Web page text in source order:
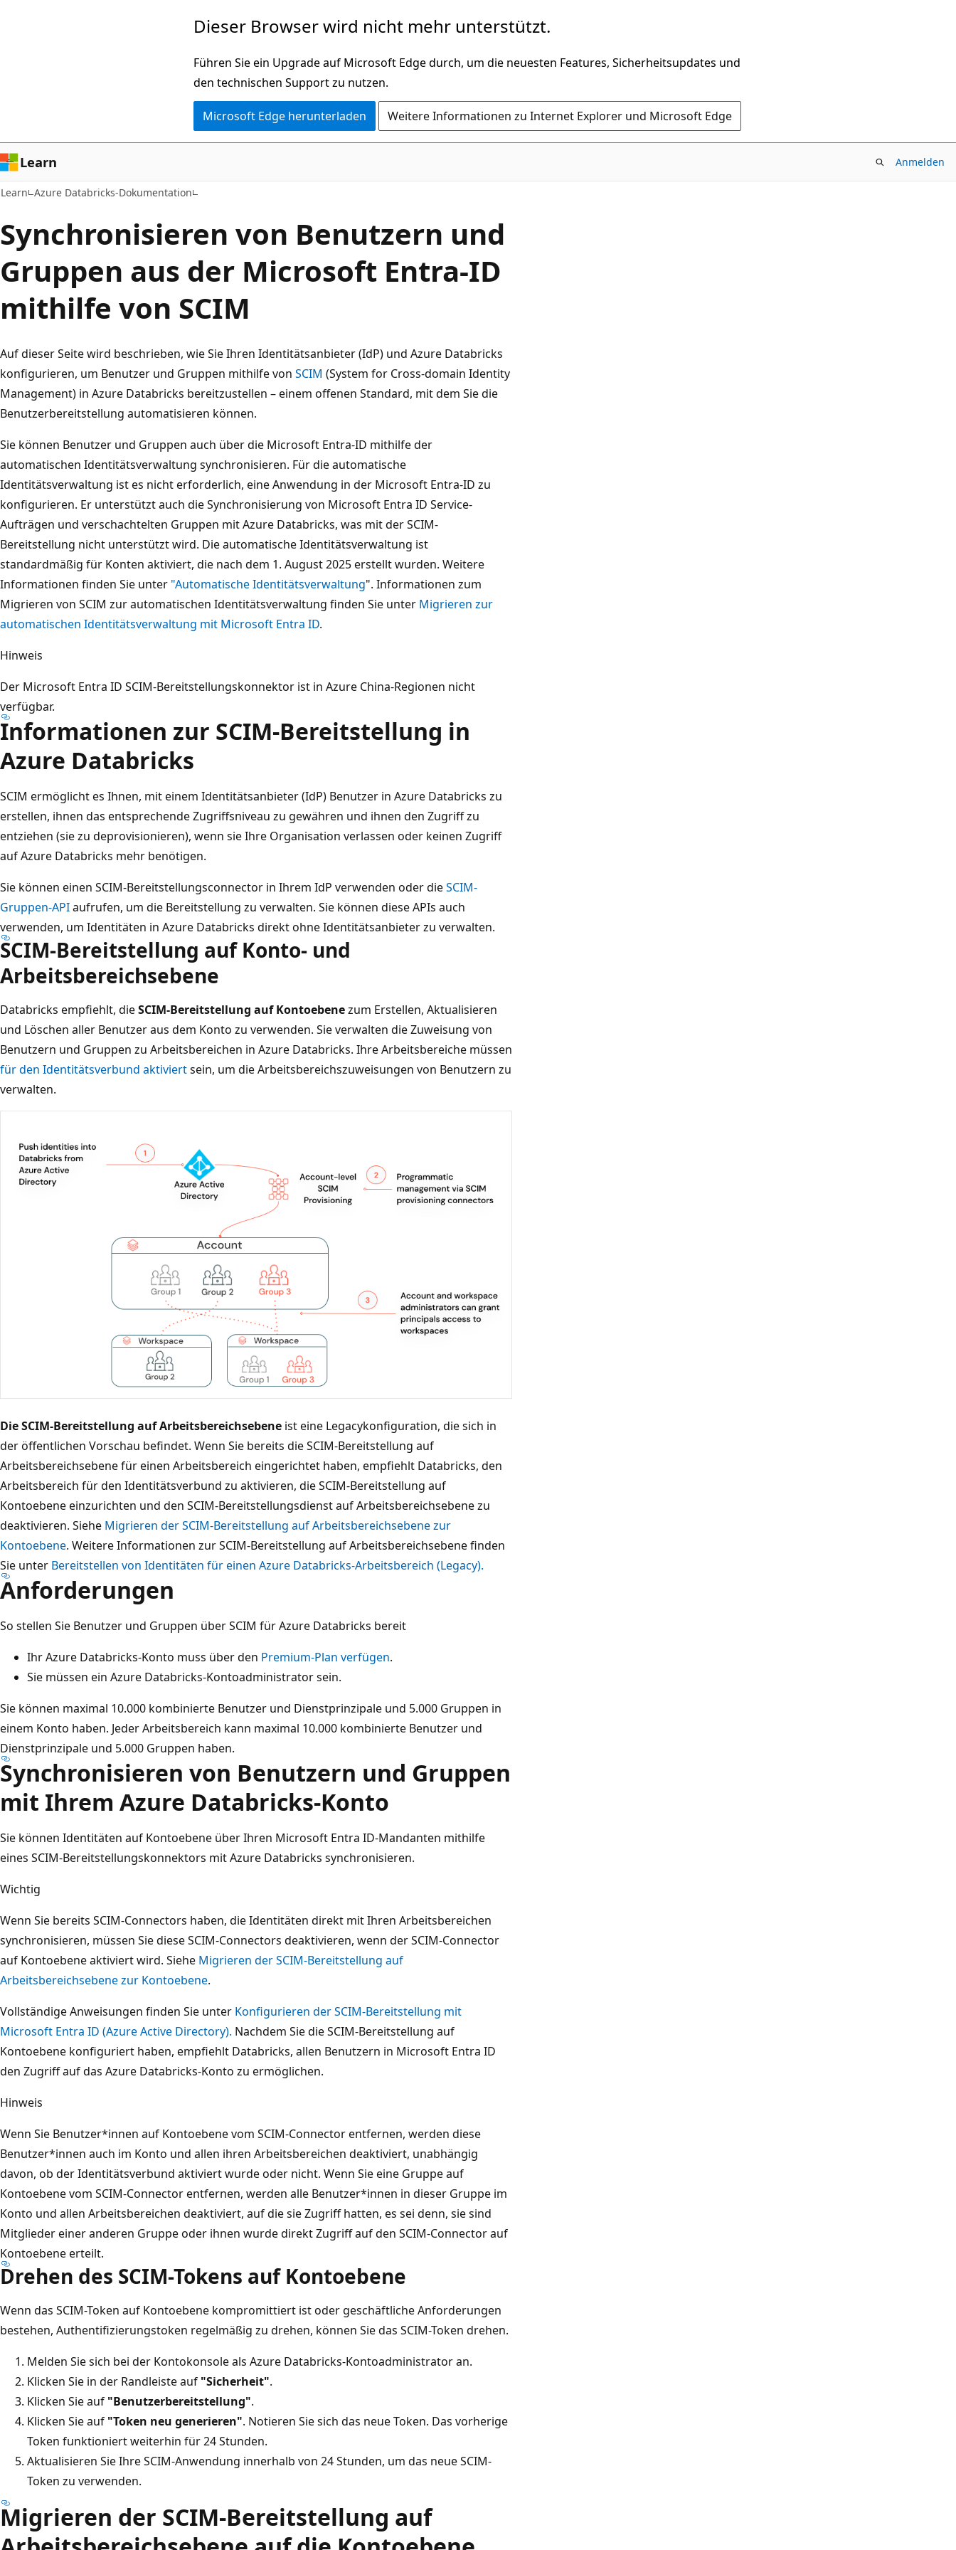
Dieser Browser wird nicht mehr unterstützt.
Führen Sie ein Upgrade auf Microsoft Edge durch, um die neuesten Features, Sicherheitsupdates und
den technischen Support zu nutzen.
Microsoft Edge herunterladen Weitere Informationen zu Internet Explorer und Microsoft Edge
Learn Anmelden
Learn Azure Databricks-Dokumentation
Synchronisieren von Benutzern und
Gruppen aus der Microsoft Entra-ID
mithilfe von SCIM
Auf dieser Seite wird beschrieben, wie Sie Ihren Identitätsanbieter (IdP) und Azure Databricks
konfigurieren, um Benutzer und Gruppen mithilfe von SCIM (System for Cross-domain Identity
Management) in Azure Databricks bereitzustellen – einem offenen Standard, mit dem Sie die
Benutzerbereitstellung automatisieren können.
Sie können Benutzer und Gruppen auch über die Microsoft Entra-ID mithilfe der
automatischen Identitätsverwaltung synchronisieren. Für die automatische
Identitätsverwaltung ist es nicht erforderlich, eine Anwendung in der Microsoft Entra-ID zu
konfigurieren. Er unterstützt auch die Synchronisierung von Microsoft Entra ID Service-
Aufträgen und verschachtelten Gruppen mit Azure Databricks, was mit der SCIM-
Bereitstellung nicht unterstützt wird. Die automatische Identitätsverwaltung ist
standardmäßig für Konten aktiviert, die nach dem 1. August 2025 erstellt wurden. Weitere
Informationen finden Sie unter "Automatische Identitätsverwaltung". Informationen zum
Migrieren von SCIM zur automatischen Identitätsverwaltung finden Sie unter Migrieren zur
automatischen Identitätsverwaltung mit Microsoft Entra ID.
Hinweis
Der Microsoft Entra ID SCIM-Bereitstellungskonnektor ist in Azure China-Regionen nicht
verfügbar.
Informationen zur SCIM-Bereitstellung in
Azure Databricks
SCIM ermöglicht es Ihnen, mit einem Identitätsanbieter (IdP) Benutzer in Azure Databricks zu
erstellen, ihnen das entsprechende Zugriffsniveau zu gewähren und ihnen den Zugriff zu
entziehen (sie zu deprovisionieren), wenn sie Ihre Organisation verlassen oder keinen Zugriff
auf Azure Databricks mehr benötigen.
Sie können einen SCIM-Bereitstellungsconnector in Ihrem IdP verwenden oder dieSCIM-
Gruppen-APIaufrufen, um die Bereitstellung zu verwalten. Sie können diese APIs auch
verwenden, um Identitäten in Azure Databricks direkt ohne Identitätsanbieter zu verwalten.
SCIM-Bereitstellung auf Konto- und
Arbeitsbereichsebene
Databricks empfiehlt, dieSCIM-Bereitstellung auf Kontoebenezum Erstellen, Aktualisieren
und Löschen aller Benutzer aus dem Konto zu verwenden. Sie verwalten die Zuweisung von
Benutzern und Gruppen zu Arbeitsbereichen in Azure Databricks. Ihre Arbeitsbereiche müssen
für den Identitätsverbund aktiviertsein, um die Arbeitsbereichszuweisungen von Benutzern zu
verwalten.
Die SCIM-Bereitstellung auf Arbeitsbereichsebene ist eine Legacykonfiguration, die sich in
der öffentlichen Vorschau befindet. Wenn Sie bereits die SCIM-Bereitstellung auf
Arbeitsbereichsebene für einen Arbeitsbereich eingerichtet haben, empfiehlt Databricks, den
Arbeitsbereich für den Identitätsverbund zu aktivieren, die SCIM-Bereitstellung auf
Kontoebene einzurichten und den SCIM-Bereitstellungsdienst auf Arbeitsbereichsebene zu
deaktivieren. Siehe Migrieren der SCIM-Bereitstellung auf Arbeitsbereichsebene zur
Kontoebene. Weitere Informationen zur SCIM-Bereitstellung auf Arbeitsbereichsebene finden
Sie unter Bereitstellen von Identitäten für einen Azure Databricks-Arbeitsbereich (Legacy).
Anforderungen
So stellen Sie Benutzer und Gruppen über SCIM für Azure Databricks bereit
Ihr Azure Databricks-Konto muss über den Premium-Plan verfügen.
Sie müssen ein Azure Databricks-Kontoadministrator sein.
Sie können maximal 10.000 kombinierte Benutzer und Dienstprinzipale und 5.000 Gruppen in
einem Konto haben. Jeder Arbeitsbereich kann maximal 10.000 kombinierte Benutzer und
Dienstprinzipale und 5.000 Gruppen haben.
Synchronisieren von Benutzern und Gruppen
mit Ihrem Azure Databricks-Konto
Sie können Identitäten auf Kontoebene über Ihren Microsoft Entra ID-Mandanten mithilfe
eines SCIM-Bereitstellungskonnektors mit Azure Databricks synchronisieren.
Wichtig
Wenn Sie bereits SCIM-Connectors haben, die Identitäten direkt mit Ihren Arbeitsbereichen
synchronisieren, müssen Sie diese SCIM-Connectors deaktivieren, wenn der SCIM-Connector
auf Kontoebene aktiviert wird. Siehe Migrieren der SCIM-Bereitstellung auf
Arbeitsbereichsebene zur Kontoebene.
Vollständige Anweisungen finden Sie unter Konfigurieren der SCIM-Bereitstellung mit
Microsoft Entra ID (Azure Active Directory). Nachdem Sie die SCIM-Bereitstellung auf
Kontoebene konfiguriert haben, empfiehlt Databricks, allen Benutzern in Microsoft Entra ID
den Zugriff auf das Azure Databricks-Konto zu ermöglichen.
Hinweis
Wenn Sie Benutzer*innen auf Kontoebene vom SCIM-Connector entfernen, werden diese
Benutzer*innen auch im Konto und allen ihren Arbeitsbereichen deaktiviert, unabhängig
davon, ob der Identitätsverbund aktiviert wurde oder nicht. Wenn Sie eine Gruppe auf
Kontoebene vom SCIM-Connector entfernen, werden alle Benutzer*innen in dieser Gruppe im
Konto und allen Arbeitsbereichen deaktiviert, auf die sie Zugriff hatten, es sei denn, sie sind
Mitglieder einer anderen Gruppe oder ihnen wurde direkt Zugriff auf den SCIM-Connector auf
Kontoebene erteilt.
Drehen des SCIM-Tokens auf Kontoebene
Wenn das SCIM-Token auf Kontoebene kompromittiert ist oder geschäftliche Anforderungen
bestehen, Authentifizierungstoken regelmäßig zu drehen, können Sie das SCIM-Token drehen.
Melden Sie sich bei der Kontokonsole als Azure Databricks-Kontoadministrator an.
Klicken Sie in der Randleiste auf "Sicherheit".
Klicken Sie auf "Benutzerbereitstellung".
Klicken Sie auf "Token neu generieren". Notieren Sie sich das neue Token. Das vorherige
Token funktioniert weiterhin für 24 Stunden.
Aktualisieren Sie Ihre SCIM-Anwendung innerhalb von 24 Stunden, um das neue SCIM-
Token zu verwenden.
Migrieren der SCIM-Bereitstellung auf